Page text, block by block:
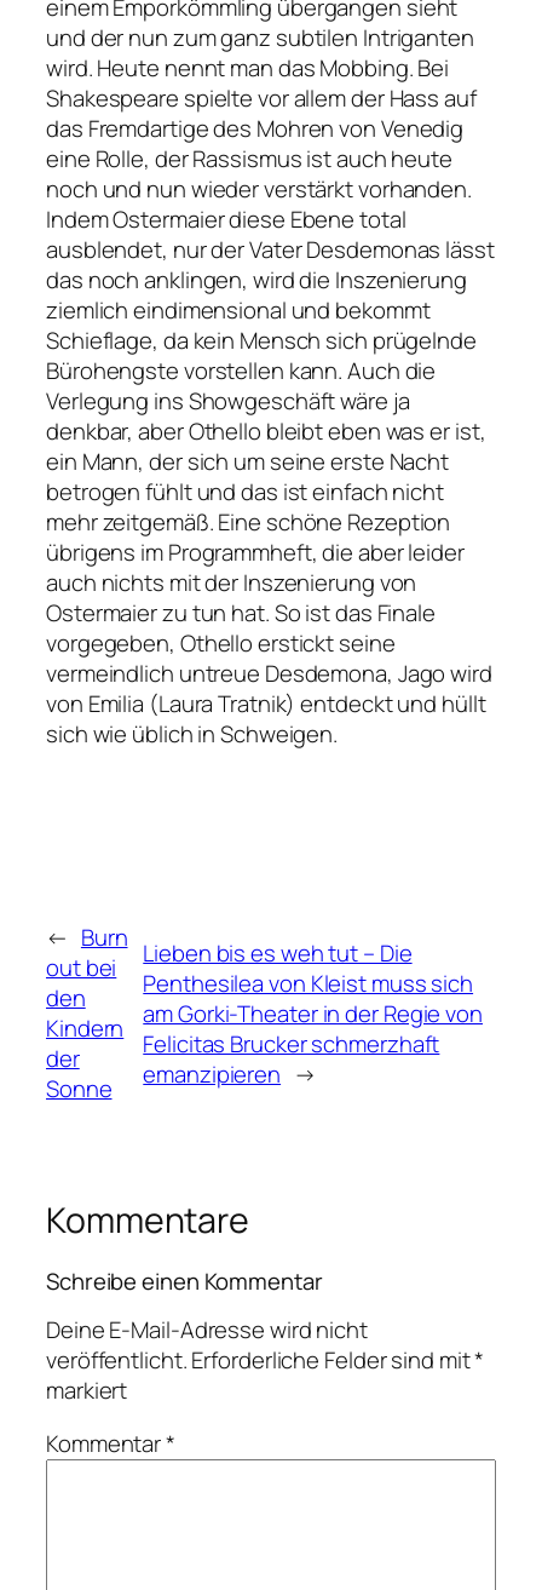
einem Emporkömmling übergangen sieht
und der nun zum ganz subtilen Intriganten
wird. Heute nennt man das Mobbing. Bei
Shakespeare spielte vor allem der Hass auf
das Fremdartige des Mohren von Venedig
eine Rolle, der Rassismus ist auch heute
noch und nun wieder verstärkt vorhanden.
Indem Ostermaier diese Ebene total
ausblendet, nur der Vater Desdemonas lässt
das noch anklingen, wird die Inszenierung
ziemlich eindimensional und bekommt
Schieflage, da kein Mensch sich prügelnde
Bürohengste vorstellen kann. Auch die
Verlegung ins Showgeschäft wäre ja
denkbar, aber Othello bleibt eben was er ist,
ein Mann, der sich um seine erste Nacht
betrogen fühlt und das ist einfach nicht
mehr zeitgemäß. Eine schöne Rezeption
übrigens im Programmheft, die aber leider
auch nichts mit der Inszenierung von
Ostermaier zu tun hat. So ist das Finale
vorgegeben, Othello erstickt seine
vermeindlich untreue Desdemona, Jago wird
von Emilia (Laura Tratnik) entdeckt und hüllt
sich wie üblich in Schweigen.
← Burn
out bei
den
Kindern
der
Sonne
Lieben bis es weh tut – Die
Penthesilea von Kleist muss sich
am Gorki-Theater in der Regie von
Felicitas Brucker schmerzhaft
emanzipieren →
Kommentare
Schreibe einen Kommentar
Deine E-Mail-Adresse wird nicht
veröffentlicht.Erforderliche Felder sind mit*
markiert
Kommentar*